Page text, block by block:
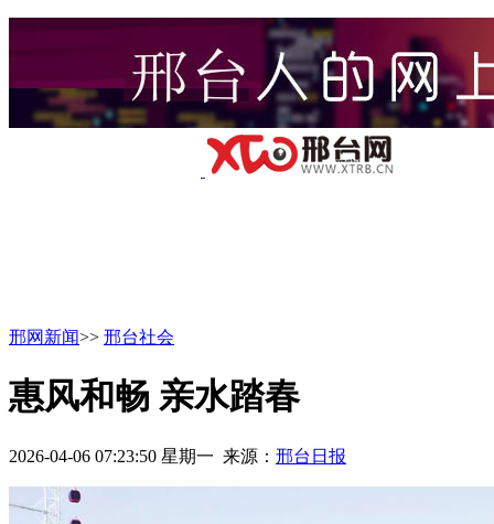
邢网新闻>> 邢台社会
惠风和畅 亲水踏春
2026-04-06 07:23:50 星期一 来源： 邢台日报